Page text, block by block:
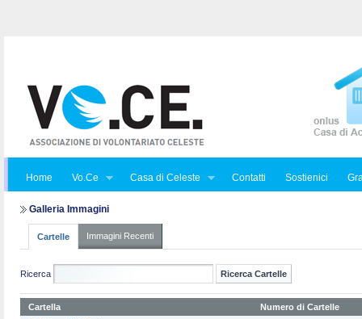
Home Vo.Ce Casa di Celeste Contatti Sostienici
Galleria Immagini
Cartelle Immagini Recenti
Ricerca
Cartella
Numero di Cartelle